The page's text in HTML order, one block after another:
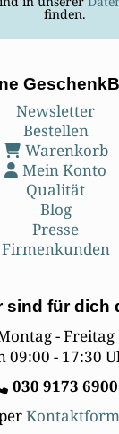
finden.
Newsletter
Bestellen
Warenkorb
Mein Konto
Qualität
Blog
Presse
Firmenkunden
sind für dich
- Freitag
09:00 - 17:30
030 9173 6900